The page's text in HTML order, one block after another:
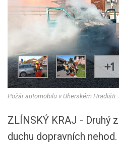
+1
Požár automobilu v Uherském Hradišti.
ZLÍNSKÝ KRAJ - Druhý
duchu dopravních